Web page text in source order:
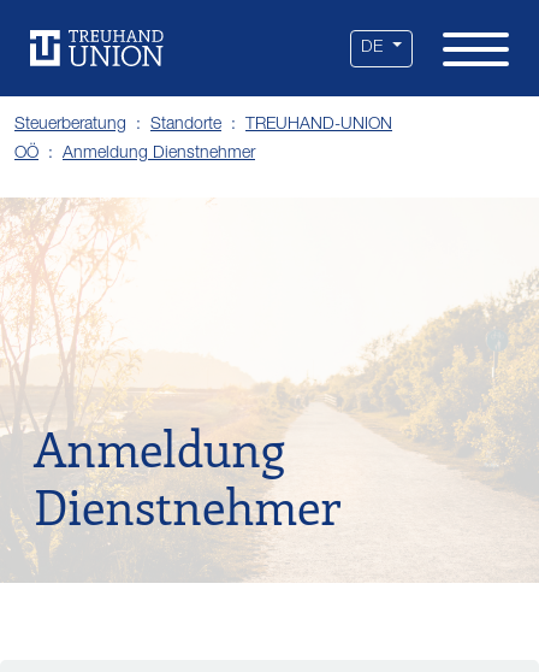
DE
Steuerberatung Standorte
TREUHAND-UNION
OÖ
Anmeldung Dienstnehmer
Anmeldung
Dienstnehmer